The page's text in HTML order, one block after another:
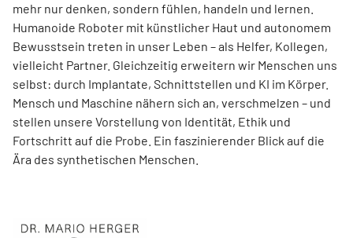
mehr nur denken, sondern fühlen, handeln und lernen.
Humanoide Roboter mit künstlicher Haut und autonomem
Bewusstsein treten in unser Leben – als Helfer, Kollegen,
vielleicht Partner. Gleichzeitig erweitern wir Menschen uns
selbst: durch Implantate, Schnittstellen und KI im Körper.
Mensch und Maschine nähern sich an, verschmelzen – und
stellen unsere Vorstellung von Identität, Ethik und
Fortschritt auf die Probe. Ein faszinierender Blick auf die
Ära des synthetischen Menschen.